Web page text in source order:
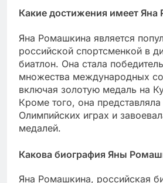
Какие достижения имеет Яна
Яна Ромашкина является
российской спортсменкой в
биатлон. Она стала
множества международных
включая золотую медаль на
Кроме того, она
Олимпийских играх и
медалей.
Какова биография Яны
Яна Ромашкина, российская